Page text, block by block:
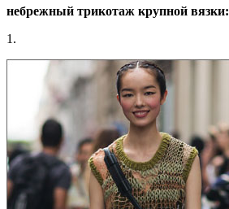
небрежный трикотаж крупной вязки:
1.